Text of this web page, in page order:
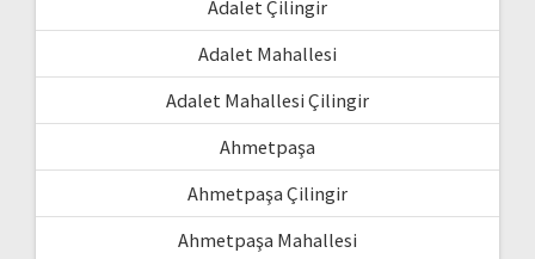
Adalet Çilingir
Adalet Mahallesi
Adalet Mahallesi Çilingir
Ahmetpaşa
Ahmetpaşa Çilingir
Ahmetpaşa Mahallesi